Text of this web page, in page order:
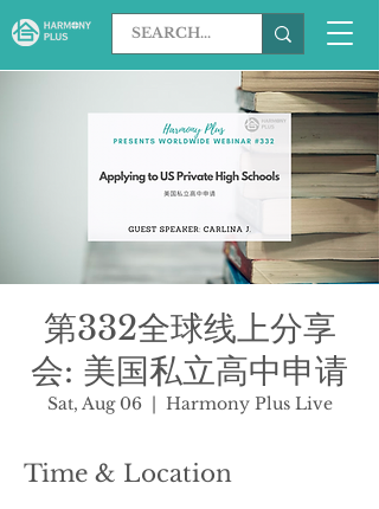
第332全球线上分享
会: 美国私立高中申请
Sat, Aug 06
  |
Harmony Plus Live
Time & Location